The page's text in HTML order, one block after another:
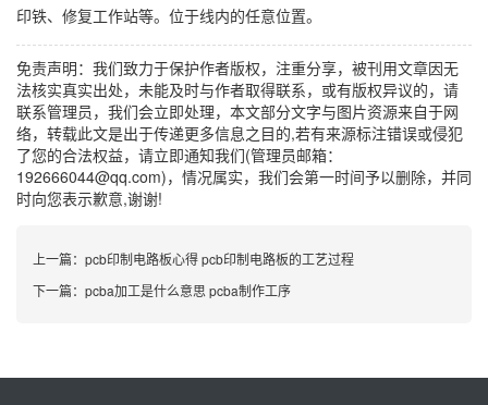
印铁、修复工作站等。位于线内的任意位置。
免责声明：我们致力于保护作者版权，注重分享，被刊用文章因无
法核实真实出处，未能及时与作者取得联系，或有版权异议的，请
联系管理员，我们会立即处理，本文部分文字与图片资源来自于网
络，转载此文是出于传递更多信息之目的,若有来源标注错误或侵犯
了您的合法权益，请立即通知我们(管理员邮箱：
192666044@qq.com)，情况属实，我们会第一时间予以删除，并同
时向您表示歉意,谢谢!
上一篇： pcb印制电路板心得 pcb印制电路板的工艺过程
下一篇： pcba加工是什么意思 pcba制作工序